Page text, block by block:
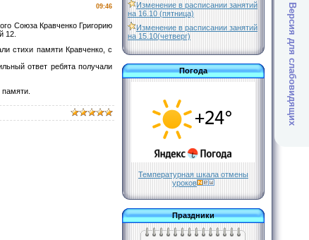
Версия для слабовидящих
09:46
Союза Кравченко Григорию
12.
стихи памяти Кравченко, с
ответ ребята получали
Изменение в расписании занятий
на 16.10 (пятница)
Изменение в расписании занятий
на 15.10(четверг)
Погода
Температурная шкала отмены
уроков
Праздники